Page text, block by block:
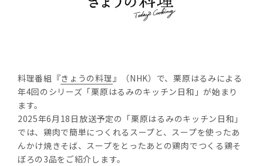
料理番組『きょうの料理』（NHK）で、栗原はるみによる
年4回のシリーズ「栗原はるみのキッチン日和」が始まり
ます。
2025年6月18日放送予定の「栗原はるみのキッチン日和」
では、鶏肉で簡単につくれるスープと、スープを使ったあ
んかけ焼きそば、スープをとったあとの鶏肉でつくる鶏そ
ぼろの3品をご紹介します。